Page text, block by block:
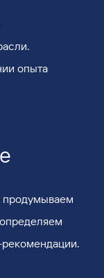
опыта
продумываем